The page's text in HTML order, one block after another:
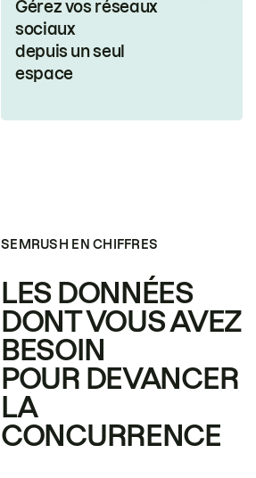
Gérez vos réseaux
sociaux
depuis un seul
espace
SEMRUSH EN CHIFFRES
LES DONNÉES
DONT VOUS AVEZ
BESOIN
POUR DEVANCER
LA
CONCURRENCE